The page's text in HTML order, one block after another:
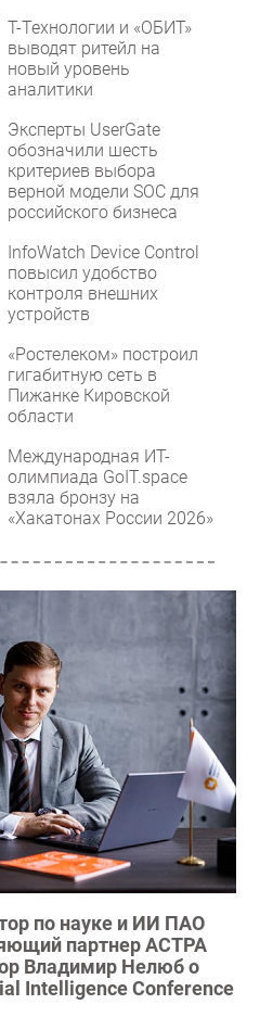
по науке и ИИ ПАО
партнер АСТРА
Владимир Нелюб о
Intelligence Conference
Т-Технологии и «ОБИТ»
выводят ритейл на
новый уровень
аналитики
Эксперты UserGate
обозначили шесть
критериев выбора
верной модели SOC для
российского бизнеса
InfoWatch Device Control
повысил удобство
контроля внешних
устройств
«Ростелеком» построил
гигабитную сеть в
Пижанке Кировской
области
Международная ИТ-
олимпиада GoIT.space
взяла бронзу на
«Хакатонах России 2026»